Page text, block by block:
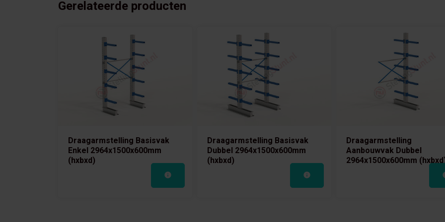
Gerelateerde producten
Draagarmstelling Basisvak
Enkel 2964x1500x600mm
(hxbxd)
Draagarmstelling Basisvak
Dubbel 2964x1500x600mm
(hxbxd)
Draagarmstelling
Aanbouwvak Dubbel
2964x1500x600mm